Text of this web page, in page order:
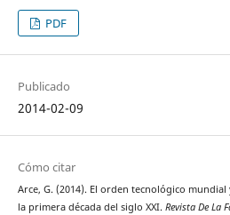
PDF
Publicado
2014-02-09
Cómo citar
Arce, G. (2014). El orden tecnológico
la primera década del siglo XXI. Revista De La